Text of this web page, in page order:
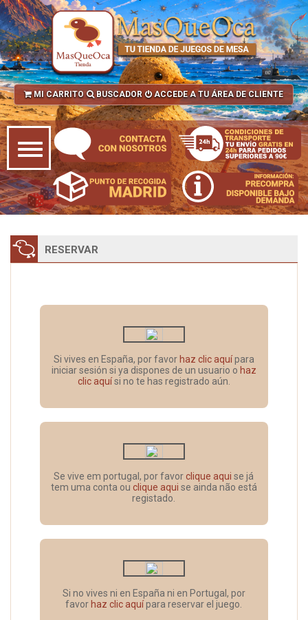
MI CARRITO BUSCADOR ACCEDE A TU ÁREA DE CLIENTE
RESERVAR
Si vives en España, por favor haz clic aquípara
iniciar sesión si ya dispones de un usuario o haz
clic aquísi no te has registrado aún.
Se vive em portugal, por favorclique aqui se já
tem uma conta ou clique aqui se ainda não está
registado.
Si no vives ni en España ni en Portugal, por
favor haz clic aquípara reservar el juego.